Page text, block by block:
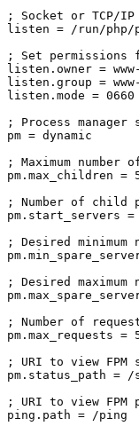
; Socket or TCP/IP
listen = /run/php/
; Set permissions
listen.owner =
listen.group =
listen.mode = 0660
; Process manager
pm = dynamic
; Maximum number
pm.max_children =
; Number of child
pm.start_servers =
; Desired
; Desired
; Number of
pm.max_requests =
; URI to view FPM
pm.status_path = /
; URI to view FPM
ping.path = /ping